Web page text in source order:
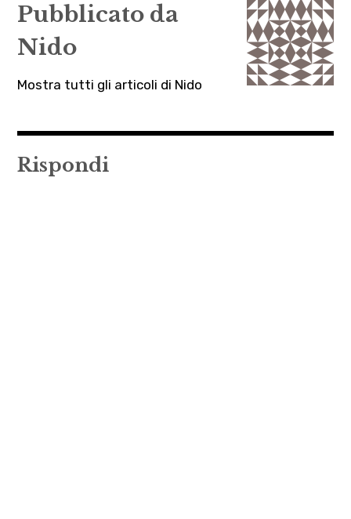
Pubblicato da
Nido
Mostra tutti gli articoli di Nido
Rispondi